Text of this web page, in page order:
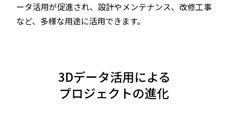
ータ活用が促進され、設計やメンテナンス、改修工事
など、多様な用途に活用できます。
3Dデータ活用による
プロジェクトの進化